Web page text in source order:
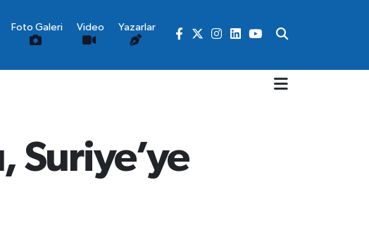
Foto Galeri Video Yazarlar
Suriye’ye